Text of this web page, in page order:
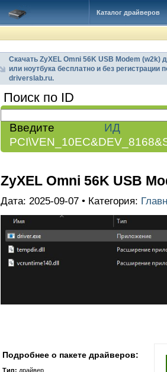
Каталог драйверов
Скачать ZyXEL Omni 56K USB Modem (w2k)
или ноутбука бесплатно и без
driverslab.ru.
Поиск по ID
Введите ИД
ZyXEL Omni 56K USB
Дата: 2025-09-07 • Категория:
Подробнее о пакете драйверов:
Тип: драйвер